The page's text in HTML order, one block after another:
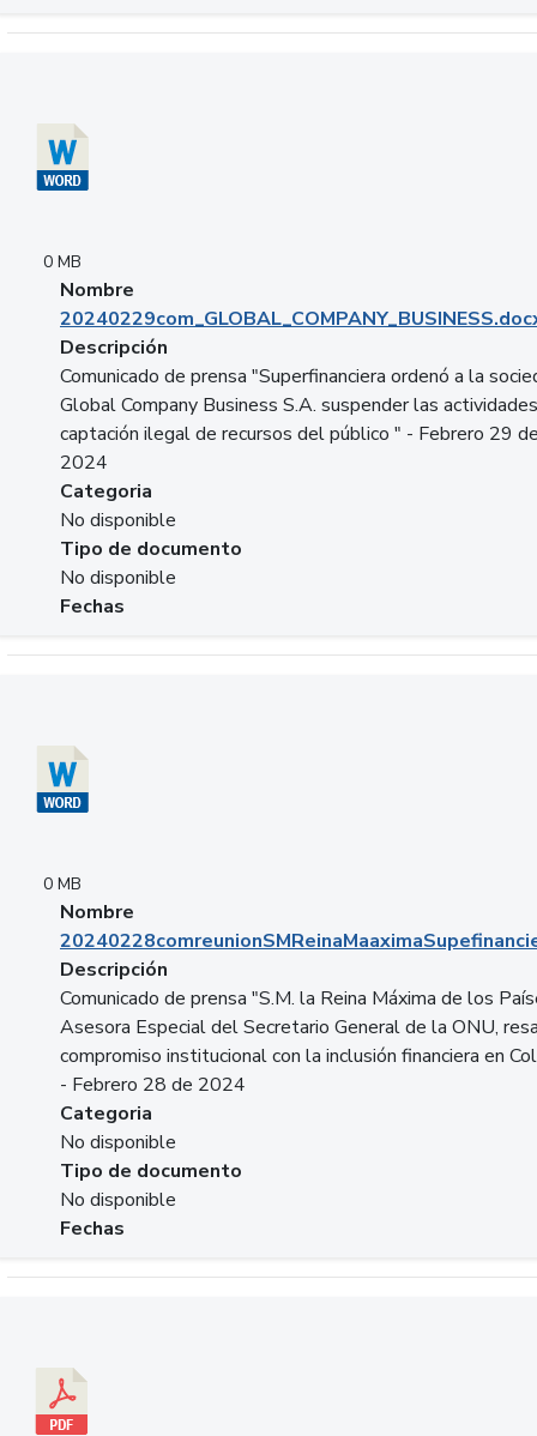
0 MB
Nombre
Descripción
Comunicado de prensa "Superfinanciera ordenó a la
Global Company Business S.A. suspender las
captación ilegal de recursos del público " - Febrero 29
2024
Categoria
No disponible
Tipo de documento
No disponible
Fechas
0 MB
Nombre
Descripción
Comunicado de prensa "S.M. la Reina Máxima de los
Asesora Especial del Secretario General de la ONU,
compromiso institucional con la inclusión financiera en
- Febrero 28 de 2024
Categoria
No disponible
Tipo de documento
No disponible
Fechas